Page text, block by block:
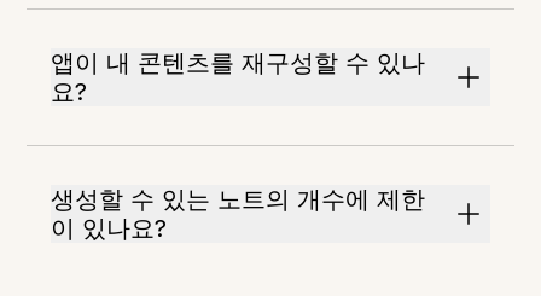
앱이 내 콘텐츠를 재구성할 수 있나
요?
생성할 수 있는 노트의 개수에 제한
이 있나요?